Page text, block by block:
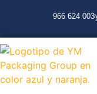
966 624 003